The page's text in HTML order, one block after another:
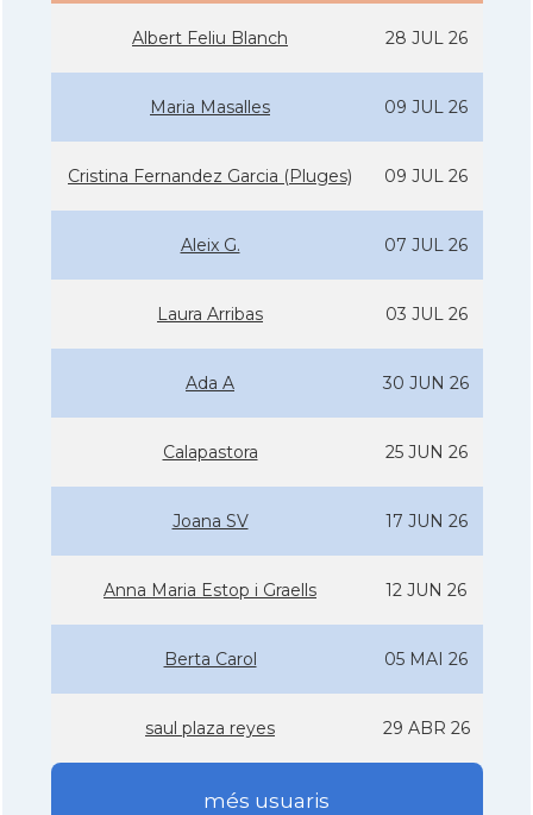
Albert Feliu Blanch 28 JUL 26
Maria Masalles 09 JUL 26
Cristina Fernandez Garcia (Pluges) 09 JUL 26
Aleix G. 07 JUL 26
Laura Arribas 03 JUL 26
Ada A 30 JUN 26
Calapastora 25 JUN 26
Joana SV 17 JUN 26
Anna Maria Estop i Graells 12 JUN 26
Berta Carol 05 MAI 26
saul plaza reyes 29 ABR 26
més usuaris